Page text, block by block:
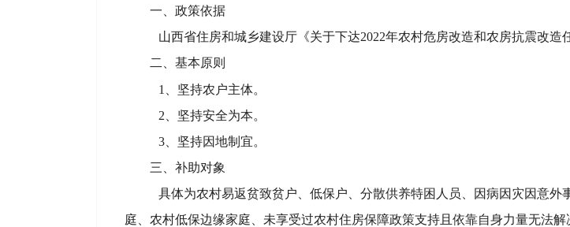
一、政策依据
山西省住房和城乡建设厅《关于下达2022年农村危房改造和农房抗震改造
二、基本原则
1
、坚持农户主体。
2 、坚持安全为本。
3 、坚持因地制宜。
三、补助对象
具体为农村易返贫致贫户、低保户、分散供养特困人员、因病因灾因意
庭、农村低保边缘家庭、未享受过农村住房保障政策支持且依靠自身力量无法解